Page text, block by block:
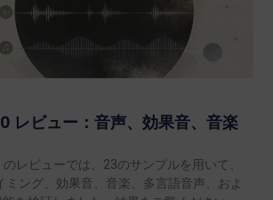
レビュー：音声、効果音、音楽
のレビューでは、23のサンプルを用いて、
ミング、効果音、音楽、多言語音声、およ